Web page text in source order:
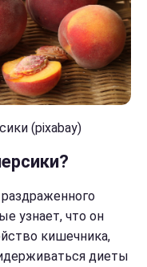
(pixabay)
узнает, что он
кишечника,
диеты